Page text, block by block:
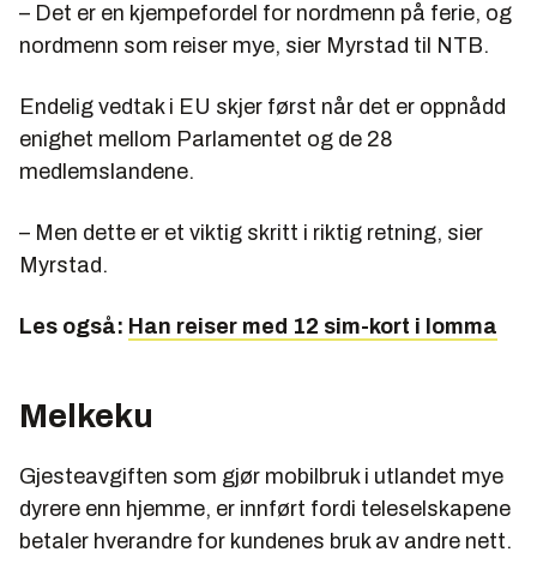
– Det er en kjempefordel for nordmenn på ferie, og
nordmenn som reiser mye, sier Myrstad til NTB.
Endelig vedtak i EU skjer først når det er oppnådd
enighet mellom Parlamentet og de 28
medlemslandene.
– Men dette er et viktig skritt i riktig retning, sier
Myrstad.
Les også: Han reiser med 12 sim-kort i lomma
Melkeku
Gjesteavgiften som gjør mobilbruk i utlandet mye
dyrere enn hjemme, er innført fordi teleselskapene
betaler hverandre for kundenes bruk av andre nett.